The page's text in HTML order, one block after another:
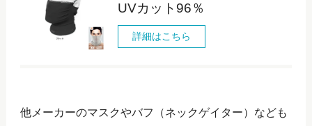
UVカット96％
詳細はこちら
他メーカーのマスクやバフ（ネックゲイター）なども